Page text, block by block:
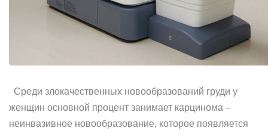
Среди злокачественных новообразований груди у
женщин основной процент занимает карцинома –
неинвазивное новообразование, которое появляется